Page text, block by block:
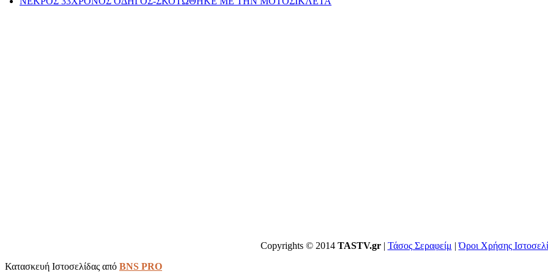
Copyrights © 2014 TASTV.gr| Τάσος Σεραφείμ |Όροι Χρήσης
Κατασκευή Ιστοσελίδας από BNS PRO